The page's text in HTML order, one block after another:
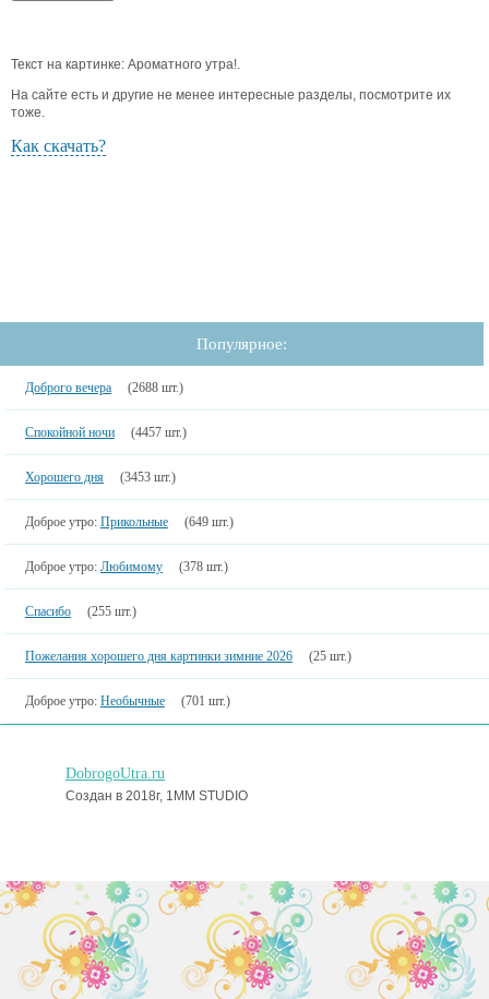
Текст на картинке: Ароматного утра!.
На сайте есть и другие не менее интересные разделы, посмотрите их
тоже.
Как скачать?
Популярное:
Доброго вечера (2688 шт.)
Спокойной ночи (4457 шт.)
Хорошего дня (3453 шт.)
Доброе утро: Прикольные (649 шт.)
Доброе утро: Любимому (378 шт.)
Спасибо (255 шт.)
Пожелания хорошего дня картинки зимние 2026 (25 шт.)
Доброе утро: Необычные (701 шт.)
DobrogoUtra.ru
Создан в 2018г, 1MM STUDIO